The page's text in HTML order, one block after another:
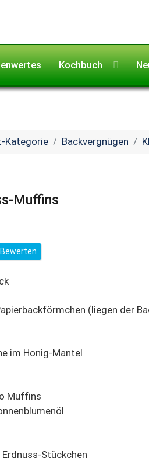
Kochbuch
Kategorie Backvergnügen
Muffins
(liegen der
im Honig-Mantel
Muffins
Stückchen